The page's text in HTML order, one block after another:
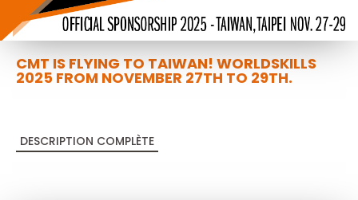
CMT IS FLYING TO TAIWAN! WORLDSKILLS
2025 FROM NOVEMBER 27TH TO 29TH.
DESCRIPTION COMPLÈTE